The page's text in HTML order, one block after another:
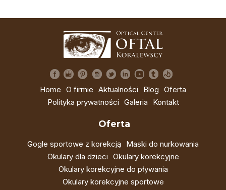
Home O firmie Aktualności Blog Oferta
Polityka prywatności Galeria Kontakt
Oferta
Gogle sportowe z korekcją Maski do nurkowania
Okulary dla dzieci Okulary korekcyjne
Okulary korekcyjne do pływania
Okulary korekcyjne sportowe